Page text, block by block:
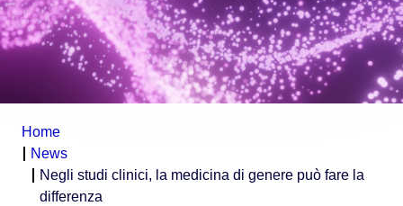
Home
News
Negli studi clinici, la medicina di genere può fare la
differenza